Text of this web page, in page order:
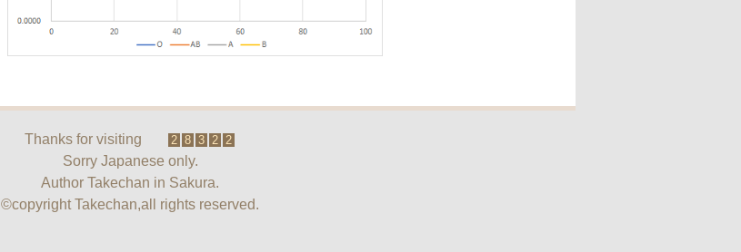
Thanks for visiting 2 8 3 2 2
Sorry Japanese only.
Author Takechan in Sakura.
©copyright Takechan,all rights reserved.